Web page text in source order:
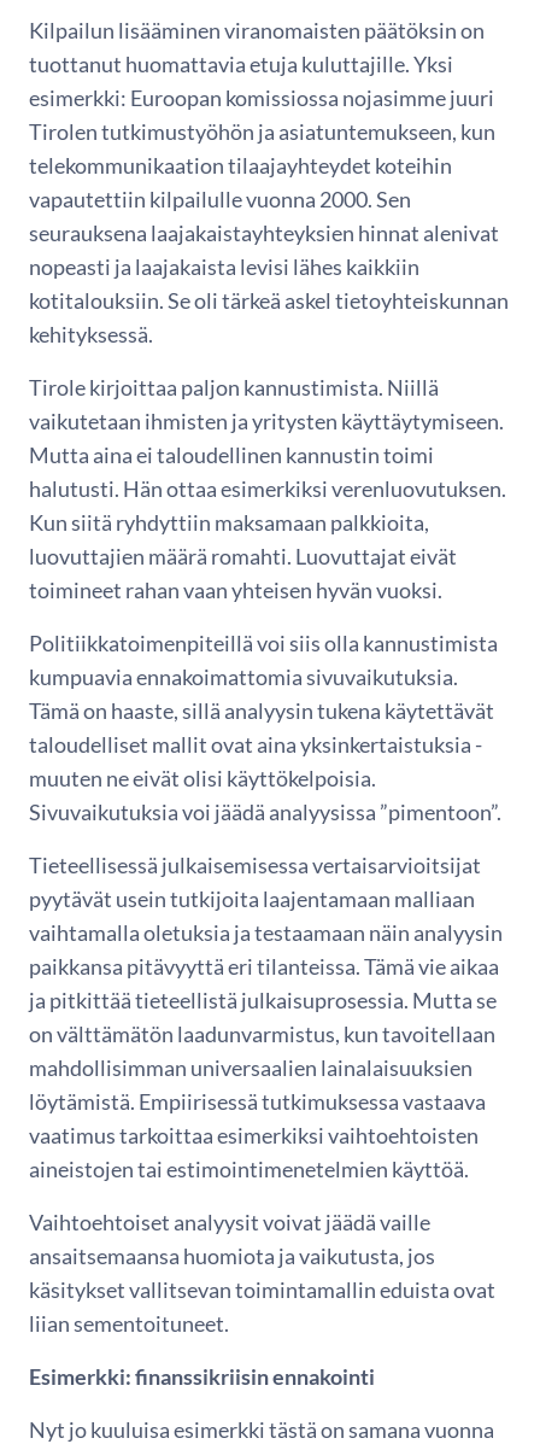
Kilpailun lisääminen viranomaisten päätöksin on
tuottanut huomattavia etuja kuluttajille. Yksi
esimerkki: Euroopan komissiossa nojasimme juuri
Tirolen tutkimustyöhön ja asiatuntemukseen, kun
telekommunikaation tilaajayhteydet koteihin
vapautettiin kilpailulle vuonna 2000. Sen
seurauksena laajakaistayhteyksien hinnat alenivat
nopeasti ja laajakaista levisi lähes kaikkiin
kotitalouksiin. Se oli tärkeä askel tietoyhteiskunnan
kehityksessä.
Tirole kirjoittaa paljon kannustimista. Niillä
vaikutetaan ihmisten ja yritysten käyttäytymiseen.
Mutta aina ei taloudellinen kannustin toimi
halutusti. Hän ottaa esimerkiksi verenluovutuksen.
Kun siitä ryhdyttiin maksamaan palkkioita,
luovuttajien määrä romahti. Luovuttajat eivät
toimineet rahan vaan yhteisen hyvän vuoksi.
Politiikkatoimenpiteillä voi siis olla kannustimista
kumpuavia ennakoimattomia sivuvaikutuksia.
Tämä on haaste, sillä analyysin tukena käytettävät
taloudelliset mallit ovat aina yksinkertaistuksia -
muuten ne eivät olisi käyttökelpoisia.
Sivuvaikutuksia voi jäädä analyysissa ”pimentoon”.
Tieteellisessä julkaisemisessa vertaisarvioitsijat
pyytävät usein tutkijoita laajentamaan malliaan
vaihtamalla oletuksia ja testaamaan näin analyysin
paikkansa pitävyyttä eri tilanteissa. Tämä vie aikaa
ja pitkittää tieteellistä julkaisuprosessia. Mutta se
on välttämätön laadunvarmistus, kun tavoitellaan
mahdollisimman universaalien lainalaisuuksien
löytämistä. Empiirisessä tutkimuksessa vastaava
vaatimus tarkoittaa esimerkiksi vaihtoehtoisten
aineistojen tai estimointimenetelmien käyttöä.
Vaihtoehtoiset analyysit voivat jäädä vaille
ansaitsemaansa huomiota ja vaikutusta, jos
käsitykset vallitsevan toimintamallin eduista ovat
liian sementoituneet.
Esimerkki: finanssikriisin ennakointi
Nyt jo kuuluisa esimerkki tästä on samana vuonna